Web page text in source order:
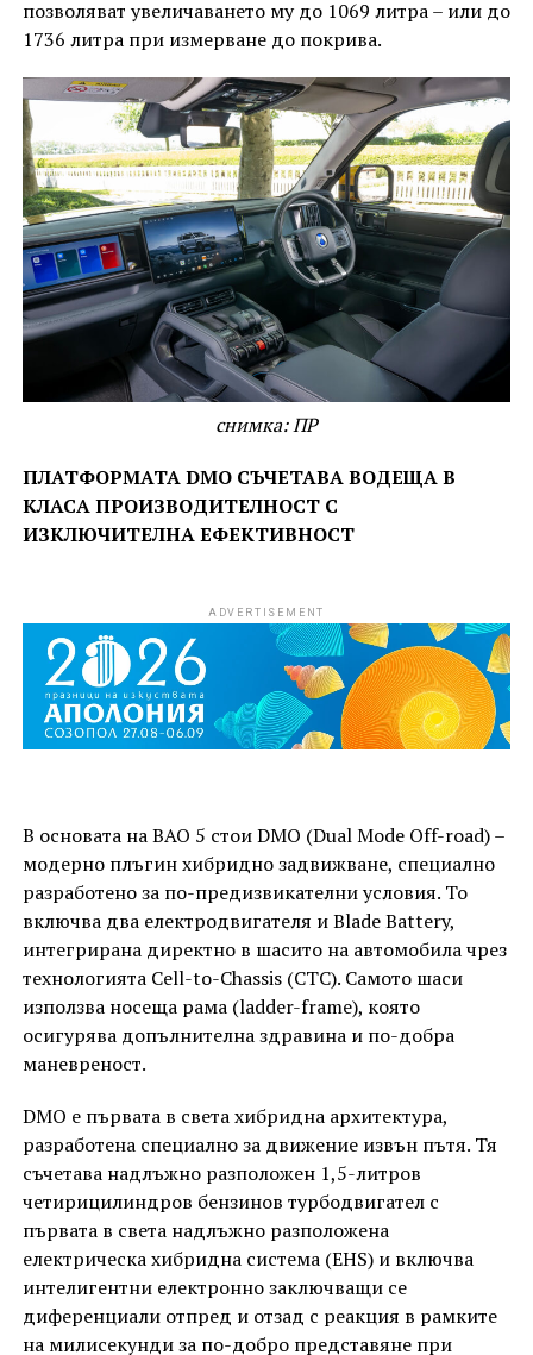
позволяват увеличаването му до 1069 литра – или до
1736 литра при измерване до покрива.
снимка: ПР
ПЛАТФОРМАТА DMO СЪЧЕТАВА ВОДЕЩА В
КЛАСА ПРОИЗВОДИТЕЛНОСТ С
ИЗКЛЮЧИТЕЛНА ЕФЕКТИВНОСТ
ADVERTISEMENT
В основата на BAO 5 стои DMO (Dual Mode Off-road) –
модерно плъгин хибридно задвижване, специално
разработено за по-предизвикателни условия. То
включва два електродвигателя и Blade Battery,
интегрирана директно в шасито на автомобила чрез
технологията Cell-to-Chassis (CTC). Самото шаси
използва носеща рама (ladder-frame), която
осигурява допълнителна здравина и по-добра
маневреност.
DMO е първата в света хибридна архитектура,
разработена специално за движение извън пътя. Тя
съчетава надлъжно разположен 1,5-литров
четирицилиндров бензинов турбодвигател с
първата в света надлъжно разположена
електрическа хибридна система (EHS) и включва
интелигентни електронно заключващи се
диференциали отпред и отзад с реакция в рамките
на милисекунди за по-добро представяне при